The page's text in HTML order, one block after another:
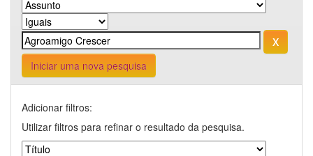
Iniciar uma nova pesquisa
Adicionar filtros:
Utilizar filtros para refinar o resultado da pesquisa.